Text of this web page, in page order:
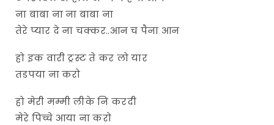
ना बाबा ना ना बाबा ना
तेरे प्यार दे ना चक्कर..आन च पैना आन
हो इक वारी ट्रस्ट ते कर लो यार
तडपया ना करो
हो मेरी मम्मी लीके नि करदी
मेरे पिच्चे आया ना करो